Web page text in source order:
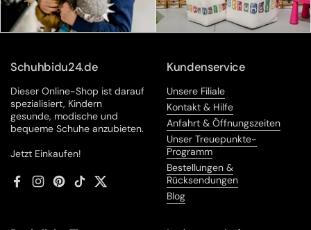
Schuhbidu24.de
Dieser Online-Shop ist darauf
spezialisiert, Kindern
gesunde, modische und
bequeme Schuhe anzubieten.
Jetzt Einkaufen!
FacebookInstagram
Pinterest
TikTokTwitter
Kundenservice
Unsere Filiale
Kontakt & Hilfe
Anfahrt & Öffnungszeiten
Unser Treuepunkte-
Programm
Bestellungen &
Rücksendungen
Blog